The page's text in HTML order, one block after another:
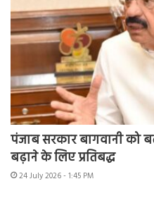
पंजाब सरकार बागवानी को
बढ़ाने के लिए प्रतिबद्ध
24 July 2026 - 1:45 PM